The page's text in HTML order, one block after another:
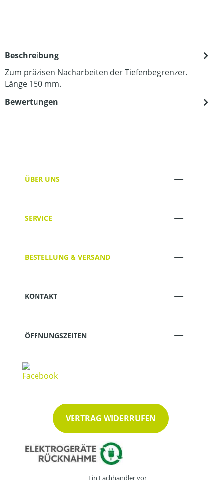
Beschreibung
Zum präzisen Nacharbeiten der Tiefenbegrenzer.
Länge 150 mm.
Bewertungen
ÜBER UNS
SERVICE
BESTELLUNG & VERSAND
KONTAKT
ÖFFNUNGSZEITEN
VERTRAG WIDERRUFEN
Ein Fachhändler von